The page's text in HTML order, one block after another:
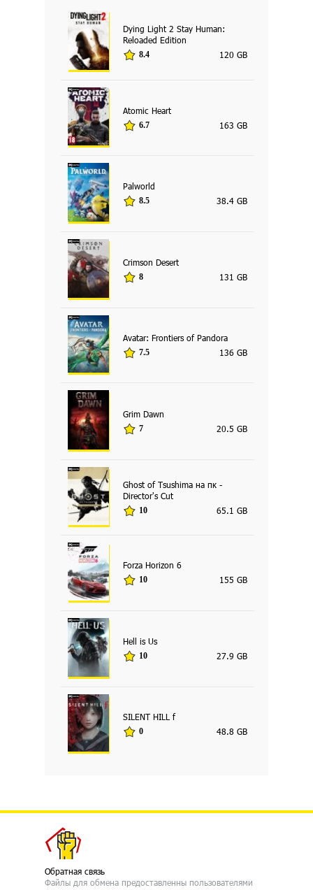
Dying Light 2 Stay Human:
Reloaded Edition
8.4 120 GB
Atomic Heart
6.7 163 GB
Palworld
8.5 38.4 GB
Crimson Desert
8 131 GB
Avatar: Frontiers of Pandora
7.5 136 GB
Grim Dawn
7 20.5 GB
Ghost of Tsushima на пк -
Director's Cut
10 65.1 GB
Forza Horizon 6
10 155 GB
Hell is Us
10 27.9 GB
SILENT HILL f
0 48.8 GB
Обратная связь
Файлы для обмена предоставленны пользователями